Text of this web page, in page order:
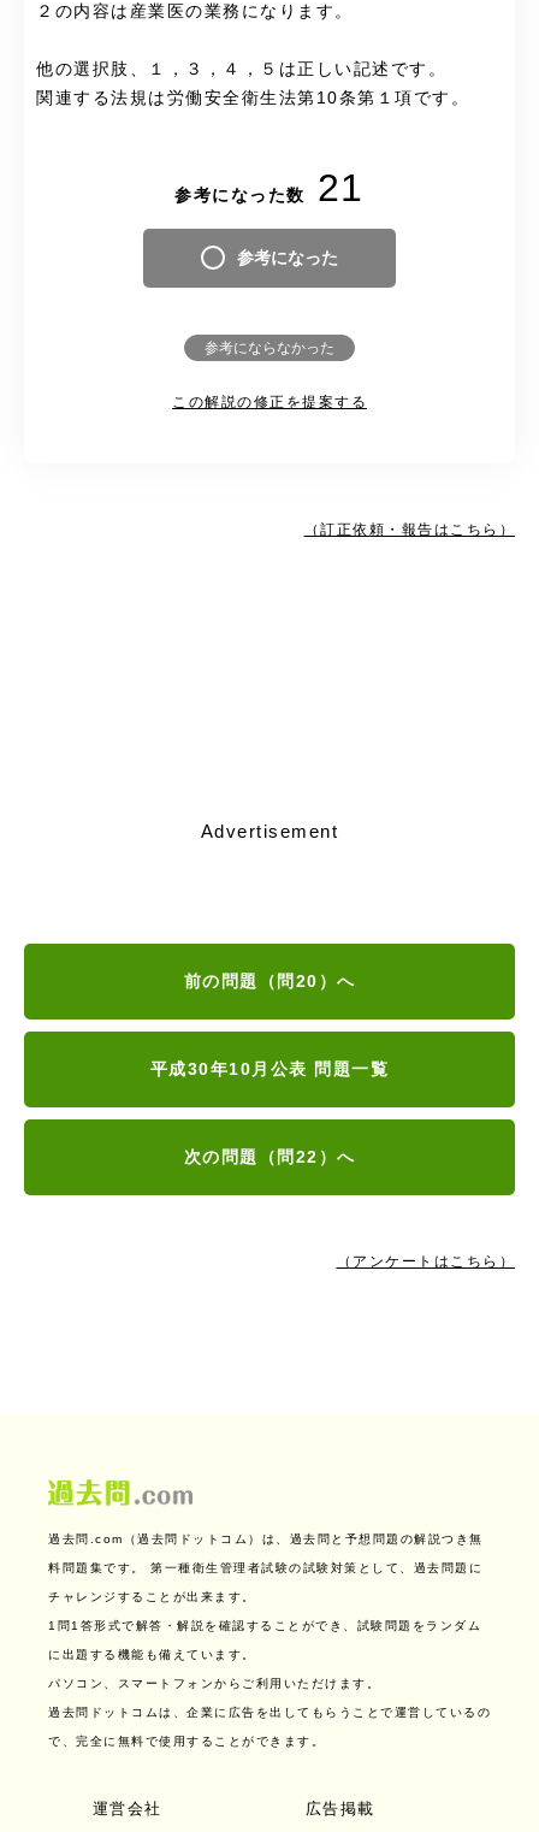
２の内容は産業医の業務になります。
他の選択肢、１，３，４，５は正しい記述です。
関連する法規は労働安全衛生法第10条第１項です。
参考になった数 21
参考になった
参考にならなかった
この解説の修正を提案する
（訂正依頼・報告はこちら）
Advertisement
前の問題（問20）へ
平成30年10月公表 問題一覧
次の問題（問22）へ
（アンケートはこちら）
過去問.com（過去問ドットコム）は、過去問と予想問題の解説つき無
料問題集です。 第一種衛生管理者試験の試験対策として、過去問題に
チャレンジすることが出来ます。
1問1答形式で解答・解説を確認することができ、試験問題をランダム
に出題する機能も備えています。
パソコン、スマートフォンからご利用いただけます。
過去問ドットコムは、企業に広告を出してもらうことで運営しているの
で、完全に無料で使用することができます。
運営会社 広告掲載